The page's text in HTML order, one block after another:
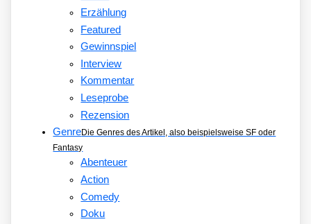
Erzählung
Featured
Gewinnspiel
Interview
Kommentar
Leseprobe
Rezension
GenreDie Genres des Artikel, also beispielsweise SF oder
Fantasy
Abenteuer
Action
Comedy
Doku